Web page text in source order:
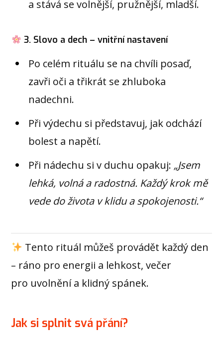
a stává se volnější, pružnější, mladší.
3. Slovo a dech – vnitřní nastavení
Po celém rituálu se na chvíli posaď,
zavři oči a třikrát se zhluboka
nadechni.
Při výdechu si představuj, jak odchází
bolest a napětí.
Při nádechu si v duchu opakuj: „Jsem
lehká, volná a radostná. Každý krok mě
vede do života v klidu a spokojenosti.“
Tento rituál můžeš provádět každý den
– ráno pro energii a lehkost, večer
pro uvolnění a klidný spánek.
Jak si splnit svá přání?